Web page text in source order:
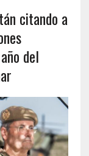
citando a
del